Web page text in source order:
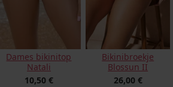
Dames bikinitop
Natali
10,50 €
Bikinibroekje
Blossun II
26,00 €